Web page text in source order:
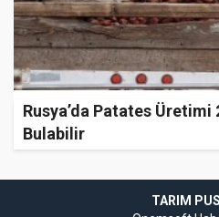
Rusya’da Patates Üretimi
Bulabilir
TARIM